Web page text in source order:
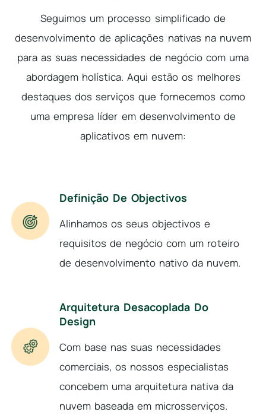
Seguimos um processo simplificado de
desenvolvimento de aplicações nativas na nuvem
para as suas necessidades de negócio com uma
abordagem holística. Aqui estão os melhores
destaques dos serviços que fornecemos como
uma empresa líder em desenvolvimento de
aplicativos em nuvem:
Definição De Objectivos
Alinhamos os seus objectivos e
requisitos de negócio com um roteiro
de desenvolvimento nativo da nuvem.
Arquitetura Desacoplada Do
Design
Com base nas suas necessidades
comerciais, os nossos especialistas
concebem uma arquitetura nativa da
nuvem baseada em microsserviços.